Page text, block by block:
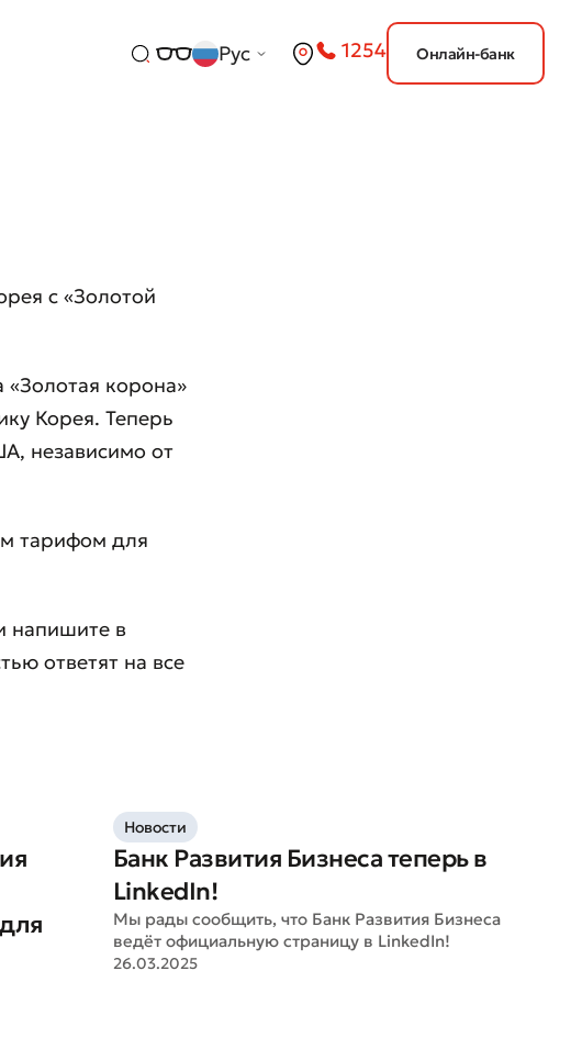
Рус 1254 Онлайн-банк
с «Золотой
«Золотая корона»
Корея. Теперь
независимо от
тарифом для
напишите в
ответят на все
Новости
Банк Развития Бизнеса теперь в
LinkedIn!
Мы рады сообщить, что Банк Развития Бизнеса
ведёт официальную страницу в LinkedIn!
26.03.2025